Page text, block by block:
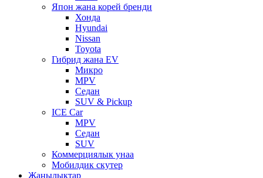
Япон жана корей бренди
Хонда
Hyundai
Nissan
Toyota
Гибрид жана EV
Микро
MPV
Седан
SUV & Pickup
ICE Car
MPV
Седан
SUV
Коммерциялык унаа
Мобилдик скутер
Жаңылыктар